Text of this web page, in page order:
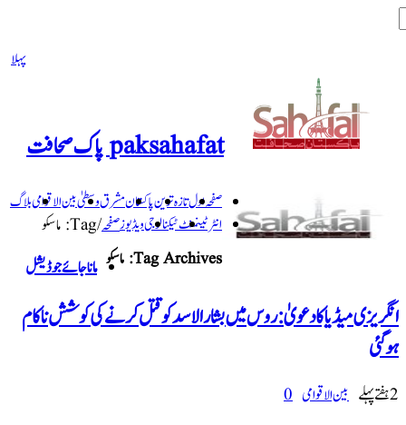
paksahafat پاک صحافت
صفحہ اولتازہ ترینپاکستانمشرق وسطیٰبین الاقوامیبلاگ
انٹرٹینمنٹٹیکنالوجیویڈیوز
پہلا
صفحہ/
Tag: ماسکو
Tag Archives: ماسکو
انگریزی میڈیا کا دعویٰ: روس میں بشارالاسد کو قتل کرنے کی کوشش ناکام
ہوگئی
2 ہفتےپہلے بین الاقوامی 0
ماناجائے جوڈیشل